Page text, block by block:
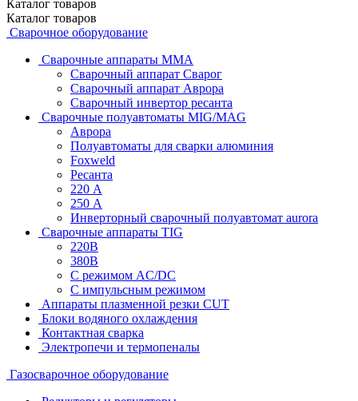
Каталог товаров
Каталог товаров
Сварочное оборудование
Сварочные аппараты MMA
Сварочный аппарат Сварог
Сварочный аппарат Аврора
Сварочный инвертор ресанта
Сварочные полуавтоматы MIG/MAG
Аврора
Полуавтоматы для сварки алюминия
Foxweld
Ресанта
220 А
250 А
Инверторный сварочный полуавтомат aurora
Сварочные аппараты TIG
220В
380В
С режимом AC/DC
С импульсным режимом
Аппараты плазменной резки CUT
Блоки водяного охлаждения
Контактная сварка
Электропечи и термопеналы
Газосварочное оборудование